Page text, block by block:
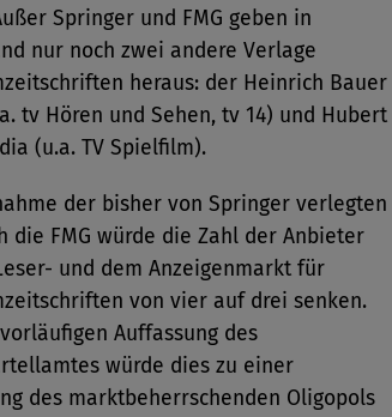
Springer und FMG geben in
nur noch zwei andere Verlage
heraus: der Heinrich Bauer
tv Hören und Sehen, tv 14) und Hubert
(u.a. TV Spielfilm).
der bisher von Springer verlegten
die FMG würde die Zahl der Anbieter
und dem Anzeigenmarkt für
von vier auf drei senken.
Auffassung des
würde dies zu einer
des marktbeherrschenden Oligopols